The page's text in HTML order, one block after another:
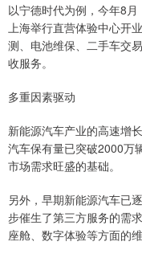
以宁德时代为例，今年8
上海举行直营体验中心开
测、电池维保、二手车交
收服务。
多重因素驱动
新能源汽车产业的高速增
汽车保有量已突破2000万
市场需求旺盛的基础。
另外，早期新能源汽车已
步催生了第三方服务的需
座舱、数字体验等方面的